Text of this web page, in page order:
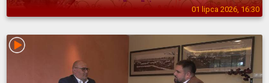
01 lipca 2026, 16:30